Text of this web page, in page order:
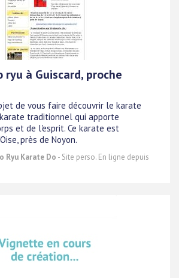
à Guiscard, proche
de vous faire découvrir le karate
traditionnel qui apporte
et de l'esprit. Ce karate est
près de Noyon.
Ryu Karate Do - Site perso. En ligne depuis